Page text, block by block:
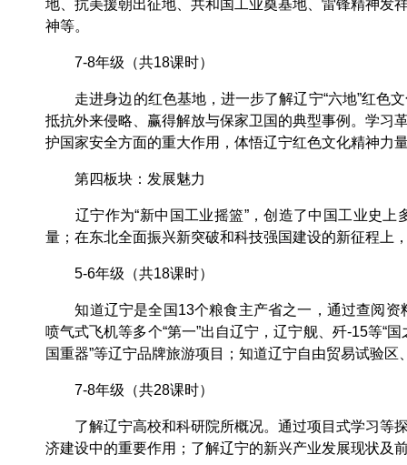
地、抗美援朝出征地、共和国工业奠基地、雷锋精神发
神等。
7-8年级（共18课时）
走进身边的红色基地，进一步了解辽宁“六地”红色文
抵抗外来侵略、赢得解放与保家卫国的典型事例。学习
护国家安全方面的重大作用，体悟辽宁红色文化精神力
第四板块：发展魅力
辽宁作为“新中国工业摇篮”，创造了中国工业史上
量；在东北全面振兴新突破和科技强国建设的新征程上
5-6年级（共18课时）
知道辽宁是全国13个粮食主产省之一，通过查阅资
喷气式飞机等多个“第一”出自辽宁，辽宁舰、歼-15等“
国重器”等辽宁品牌旅游项目；知道辽宁自由贸易试验
7-8年级（共28课时）
了解辽宁高校和科研院所概况。通过项目式学习等探
济建设中的重要作用；了解辽宁的新兴产业发展现状及